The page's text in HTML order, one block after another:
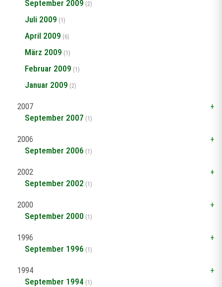
September 2009 (2)
Juli 2009 (1)
April 2009 (6)
März 2009 (1)
Februar 2009 (1)
Januar 2009 (2)
2007
September 2007 (1)
2006
September 2006 (1)
2002
September 2002 (1)
2000
September 2000 (1)
1996
September 1996 (1)
1994
September 1994 (1)